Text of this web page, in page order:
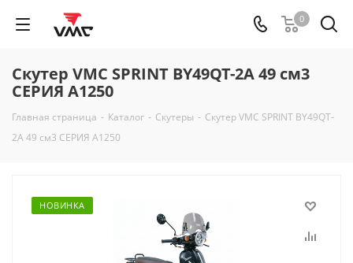
0
Скутер VMC SPRINT BY49QT-2A 49 см3
СЕРИЯ A1250
Главная страница - Каталог - Скутеры - Скутер VMC SPRINT BY49QT-
2A 49 см3 СЕРИЯ A1250
НОВИНКА